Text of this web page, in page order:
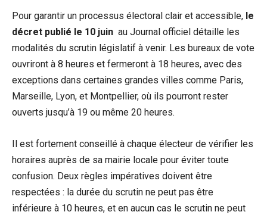
Pour⁣ garantir un processus ​électoral clair et accessible, le
décret publié le 10 juin ⁢ au Journal officiel détaille les
modalités du scrutin législatif à venir. Les bureaux de vote
ouvriront à 8 heures et fermeront à 18 heures, avec des
exceptions dans certaines grandes villes ⁣comme Paris,
Marseille, Lyon, et Montpellier, où ils pourront rester
ouverts jusqu’à 19 ou même 20 heures.
Il est fortement conseillé ‌à chaque électeur⁢ de⁢ vérifier les
horaires auprès de⁤ sa mairie ⁤locale‌ pour éviter toute
confusion. Deux règles‍ impératives doivent être⁤
respectées : la durée du scrutin ne peut pas être
inférieure⁤ à ⁤10 heures, et en aucun cas le scrutin ne peut